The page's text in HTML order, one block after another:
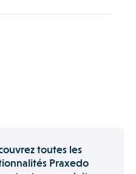
toutes les
Praxedo